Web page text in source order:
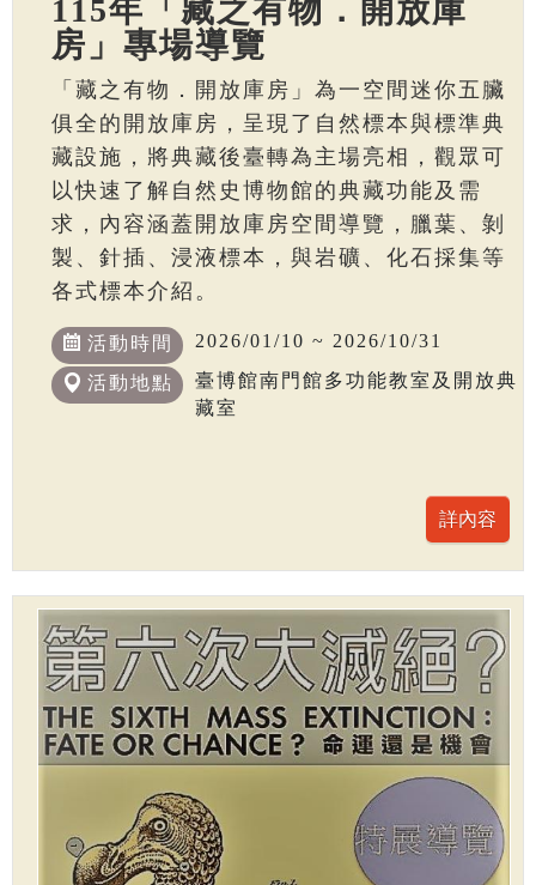
115年「藏之有物．開放庫
房」專場導覽
「藏之有物．開放庫房」為一空間迷你五臟
俱全的開放庫房，呈現了自然標本與標準典
藏設施，將典藏後臺轉為主場亮相，觀眾可
以快速了解自然史博物館的典藏功能及需
求，內容涵蓋開放庫房空間導覽，臘葉、剝
製、針插、浸液標本，與岩礦、化石採集等
各式標本介紹。
活動時間 2026/01/10 ~ 2026/10/31
活動地點
臺博館南門館多功能教室及開放典
藏室